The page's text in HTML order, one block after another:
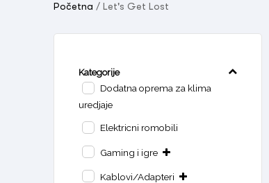
Početna / Let's Get Lost
Kategorije
Dodatna oprema za klima
uredjaje
Elektricni romobili
Gaming i igre
Kablovi/Adapteri